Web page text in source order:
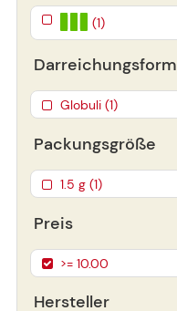
(1)
Darreichungsform
Globuli (1)
Packungsgröße
1.5 g (1)
Preis
>= 10.00
Hersteller